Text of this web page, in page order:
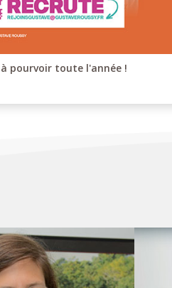
à pourvoir toute l'année !